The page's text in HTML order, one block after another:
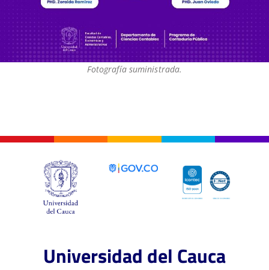
Fotografía suministrada.
Universidad del Cauca